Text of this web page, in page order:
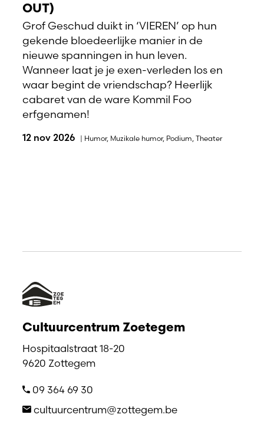
OUT)
Grof Geschud duikt in ‘VIEREN’ op hun
gekende bloedeerlijke manier in de
nieuwe spanningen in hun leven.
Wanneer laat je je exen-verleden los en
waar begint de vriendschap? Heerlijk
cabaret van de ware Kommil Foo
erfgenamen!
12 nov 2026 | Humor, Muzikale humor, Podium Theater
Cultuurcentrum Zoetegem
Hospitaalstraat 18-20
9620 Zottegem
09 364 69 30
cultuurcentrum@zottegem.be